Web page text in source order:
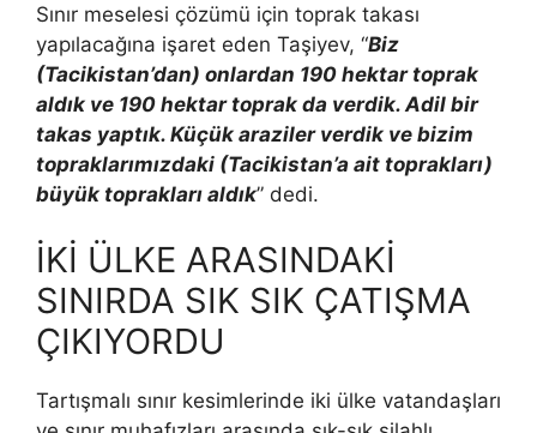
Sınır meselesi çözümü için toprak takası
yapılacağına işaret eden Taşiyev, “Biz
(Tacikistan’dan) onlardan 190 hektar toprak
aldık ve 190 hektar toprak da verdik. Adil bir
takas yaptık. Küçük araziler verdik ve bizim
topraklarımızdaki (Tacikistan’a ait toprakları)
büyük toprakları aldık” dedi.
İKİ ÜLKE ARASINDAKİ
SINIRDA SIK SIK ÇATIŞMA
ÇIKIYORDU
Tartışmalı sınır kesimlerinde iki ülke vatandaşları